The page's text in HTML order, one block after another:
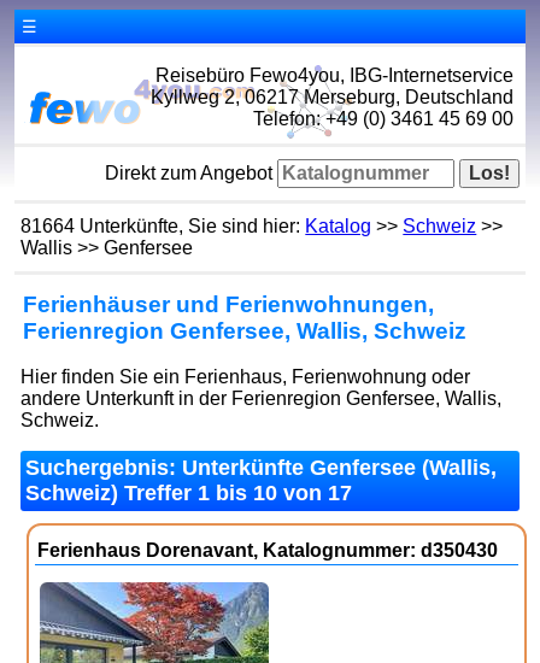
☰
Reisebüro Fewo4you, IBG-Internetservice
Kyllweg 2, 06217 Merseburg, Deutschland
Telefon: +49 (0) 3461 45 69 00
Direkt zum Angebot
81664 Unterkünfte, Sie sind hier: Katalog >> Schweiz >>
Wallis >> Genfersee
Ferienhäuser und Ferienwohnungen,
Ferienregion Genfersee, Wallis, Schweiz
Hier finden Sie ein Ferienhaus, Ferienwohnung oder
andere Unterkunft in der Ferienregion Genfersee, Wallis,
Schweiz.
Suchergebnis: Unterkünfte Genfersee (Wallis,
Schweiz) Treffer 1 bis 10 von 17
Ferienhaus Dorenavant, Katalognummer: d350430